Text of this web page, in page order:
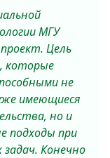
МГУ
Цель
которые
не
имеющиеся
но и
подходы при
Конечно